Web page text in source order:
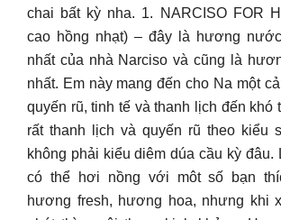
chai bất kỳ nha. 1. NARCISO FOR
cao hồng nhạt) – đây là hương
nhất của nhà Narciso và cũng là
nhất. Em này mang đến cho Na một
quyến rũ, tinh tế và thanh lịch đến khó
rất thanh lịch và quyến rũ theo kiểu
không phải kiểu diêm dúa cầu kỳ đâu.
có thể hơi nồng với môt số bạn
hương fresh, hương hoa, nhưng khi